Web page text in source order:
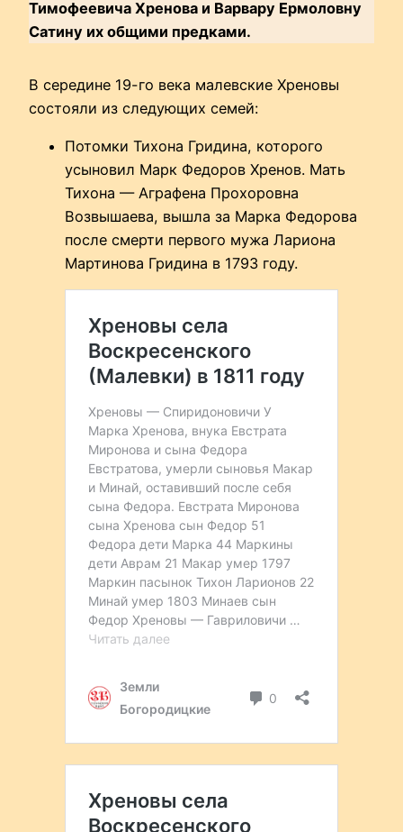
Тимофеевича Хренова и Варвару Ермоловну
Сатину их общими предками.
В середине 19-го века малевские Хреновы
состояли из следующих семей:
Потомки Тихона Гридина, которого
усыновил Марк Федоров Хренов. Мать
Тихона — Аграфена Прохоровна
Возвышаева, вышла за Марка Федорова
после смерти первого мужа Лариона
Мартинова Гридина в 1793 году.